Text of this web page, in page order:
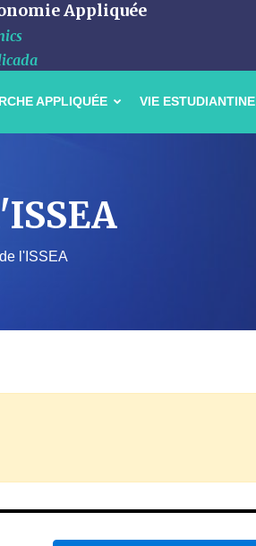
Appliquée
APPLIQUÉE VIE ESTUDIANTINE
l'ISSEA